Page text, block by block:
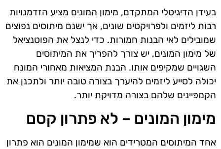
בעידן הדיגיטלי המתקדם, מימון המונים מציע הזדמנויות
רבות ליזמים ולפרויקטים שונים, אך ישנם מיתוסים נפוצים
שמובילים לאי הבנות חמורות. כדי לנצל את הפוטנציאל
של מימון המונים, יש צורך להפריך את המיתוסים
השגויים שמקיפים אותו. הבנת המציאות מאחורי המונח
יכולה לסייע ליזמים להיערך בצורה טובה יותר ולתכנן את
הקמפיינים שלהם בצורה מדויקת יותר.
מימון המונים – לא פתרון קסם
אחד המיתוסים המטרידים הוא שמימון המונים הוא פתרון